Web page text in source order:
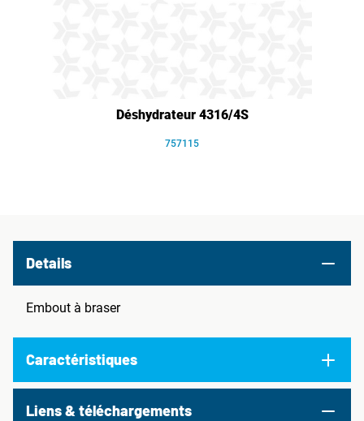
Déshydrateur 4316/4S
757115
Details
Embout à braser
Caractéristiques
Liens & téléchargements